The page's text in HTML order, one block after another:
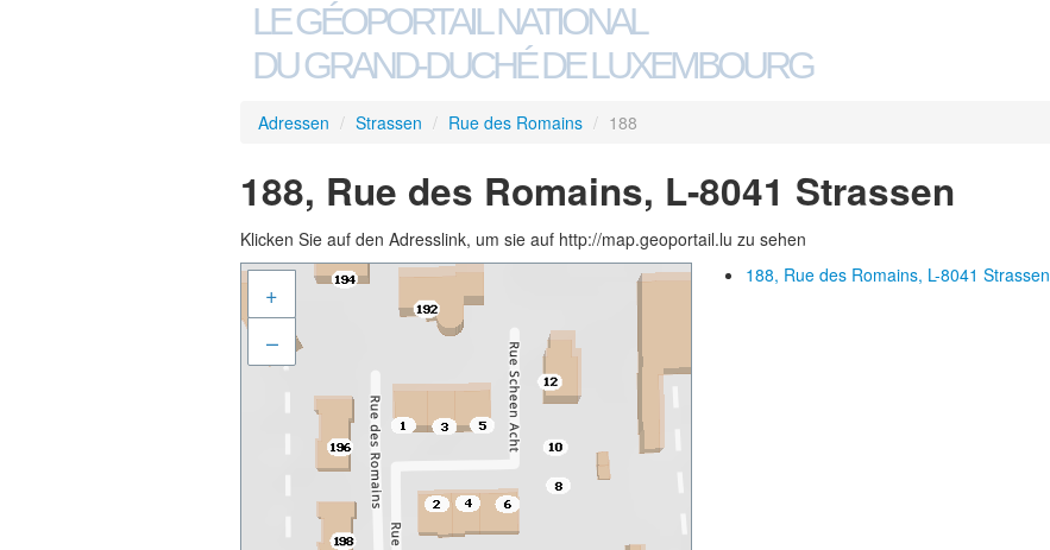
LE GÉOPORTAIL NATIONAL
DU GRAND-DUCHÉ DE LUXEMBOURG
Adressen / Strassen / Rue des Romains / 188
188, Rue des Romains, L-8041 Strassen
Klicken Sie auf den Adresslink, um sie auf http://map.geoportail.lu zu sehen
+
–
188, Rue des Romains, L-8041 Strassen